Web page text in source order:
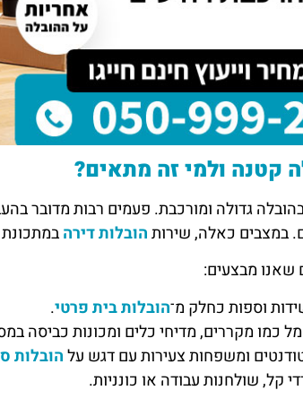
קטנה ולמי זה מתאים?
גדולה ומורכבת. פעמים רבות מדובר
במצבים כאלה, שירותהובלות דירה
שאנו מבצעים:
וספות כחלק מ־הובלות בית פרטי.
כמו מקררים, מדיחי כלים ומכונות כביסה
ומשפחות צעירות עם דגש עלהובלות
קל, שולחנות עבודה או כונניות.